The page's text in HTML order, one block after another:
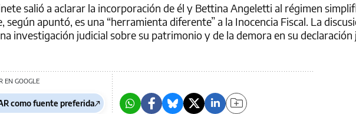
salió a aclarar la incorporación de él y Bettina Angeletti al régimen
según apuntó, es una “herramienta diferente” a la Inocencia Fiscal. La
investigación judicial sobre su patrimonio y de la demora en su declaración
EN GOOGLE
como fuente preferida